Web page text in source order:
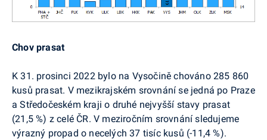
Chov prasat
K 31. prosinci 2022 bylo na Vysočině chováno 285 860
kusů prasat. V mezikrajském srovnání se jedná po Praze
a Středočeském kraji o druhé nejvyšší stavy prasat
(21,5 %) z celé ČR. V meziročním srovnání sledujeme
výrazný propad o necelých 37 tisíc kusů (-11,4 %).